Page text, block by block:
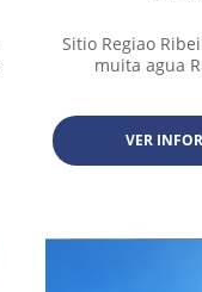
Sitio Regiao
muita agua
VER